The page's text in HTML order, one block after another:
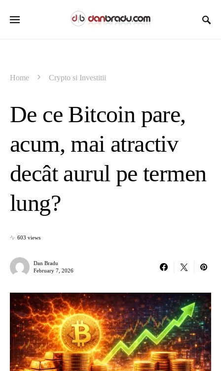
Home Crypto si Investitii
De ce Bitcoin pare,
acum, mai atractiv
decât aurul pe termen
lung?
603 views
Dan Bradu
February 7, 2026